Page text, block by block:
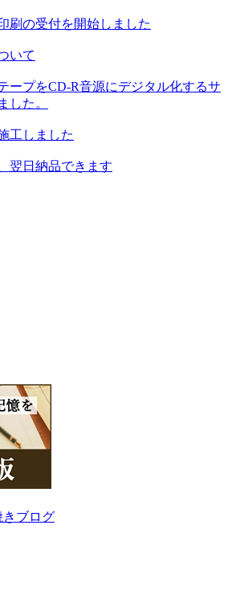
刷の受付を開始しました
いて
ープをCD-R音源にデジタル化するサ
した。
工しました
翌日納品できます